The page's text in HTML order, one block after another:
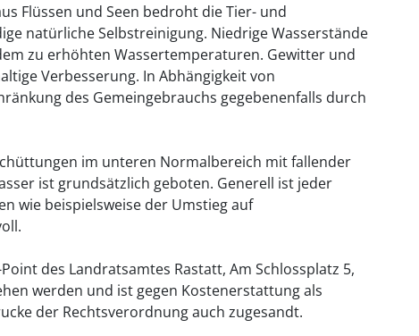
Flüssen und Seen bedroht die Tier- und
natürliche Selbstreinigung. Niedrige Wasserstände
zu erhöhten Wassertemperaturen. Gewitter und
Verbesserung. In Abhängigkeit von
des Gemeingebrauchs gegebenenfalls durch
im unteren Normalbereich mit fallender
ist grundsätzlich geboten. Generell ist jeder
wie beispielsweise der Umstieg auf
des Landratsamtes Rastatt, Am Schlossplatz 5,
werden und ist gegen Kostenerstattung als
der Rechtsverordnung auch zugesandt.